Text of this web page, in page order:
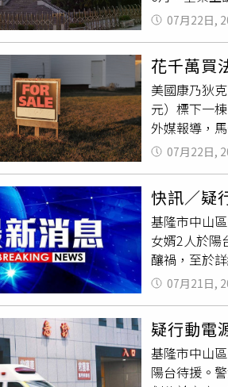
出，案發於
囂、辱罵。
公分、逼近
止，走不到
子，當場崩
訴周男，起
審考量周男
分院審理後
07月22日,
花千萬買
美國康乃狄
元）標下一
外媒報導，
間衛浴，室
缸、露台及
便宜。不過
刻報警。警
Cash），第
目前警方仍
出，保羅與
新台幣1245
其房產列為
那法拍將被
割，待警方
07月22日,
快訊／疑
基隆市中山
女婿2人於陽
釀禍，至於
07月21日,
疑行動電
基隆市中山
陽台待援。